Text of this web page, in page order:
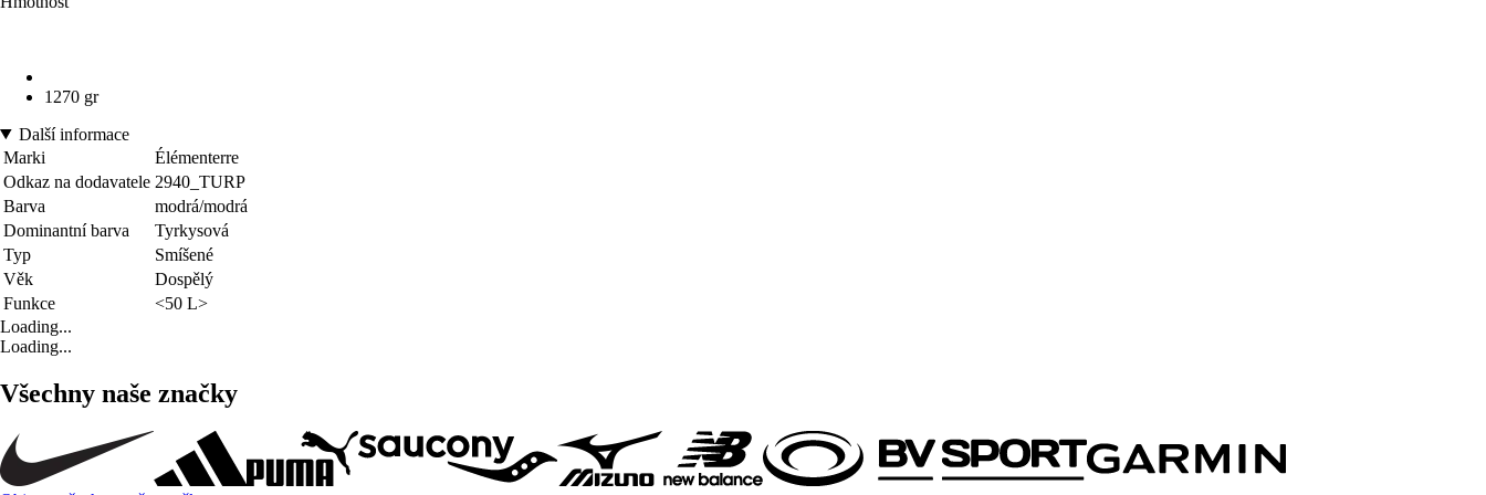
1270 gr
Další informace
Marki
Élémenterre
Odkaz na dodavatele 2940_TURP
Barva
modrá/modrá
Dominantní barva
Tyrkysová
Typ
Smíšené
Věk
Dospělý
Funkce
<50 L>
Loading...
Loading...
Všechny naše značky